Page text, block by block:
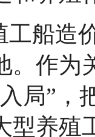
工船造
。作为
局”，
型养殖